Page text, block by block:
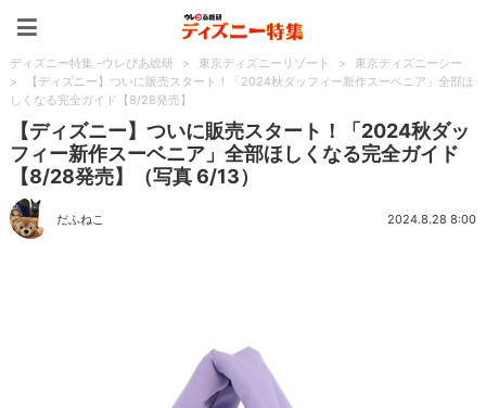
ディズニー特集 -ウレぴあ総研 > 東京ディズニーリゾート >
東京ディズニーシー
>
【ディズニー】ついに販売スタート！「2024秋ダッフィー新作スーベニア」全部ほ
しくなる完全ガイド【8/28発売】
【ディズニー】ついに販売スタート！「2024秋ダッ
フィー新作スーベニア」全部ほしくなる完全ガイド
【8/28発売】（写真 6/13）
だふねこ 2024.8.28 8:00